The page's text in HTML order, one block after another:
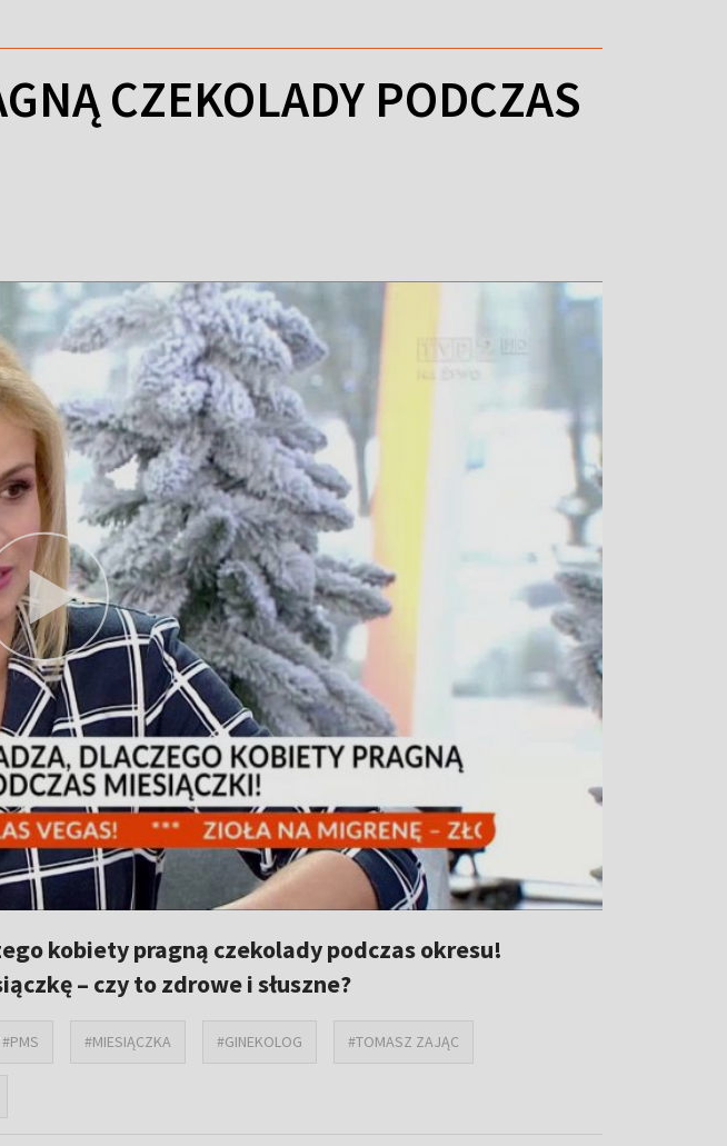
CZEKOLADY PODCZAS
kobiety pragną czekolady podczas okresu!
– czy to zdrowe i słuszne?
#PMS #MIESIĄCZKA #GINEKOLOG #TOMASZ ZAJĄC